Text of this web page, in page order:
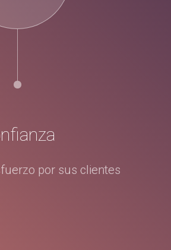
por sus clientes